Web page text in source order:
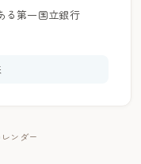
る第一国立銀行
ンダー